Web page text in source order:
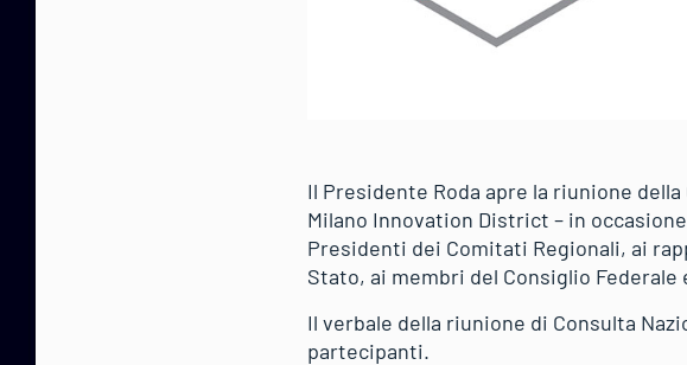
Il Presidente Roda apre la riunione
Milano Innovation District – in
Presidenti dei Comitati Regionali, ai
Stato, ai membri del Consiglio
Il verbale della riunione di Consulta
partecipanti.